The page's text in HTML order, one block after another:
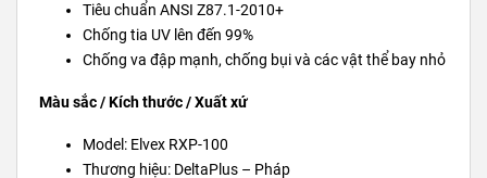
Tiêu chuẩn ANSI Z87.1-2010+
Chống tia UV lên đến 99%
Chống va đập mạnh, chống bụi và các vật thể bay nhỏ
Màu sắc / Kích thước / Xuất xứ
Model: Elvex RXP-100
Thương hiệu: DeltaPlus – Pháp